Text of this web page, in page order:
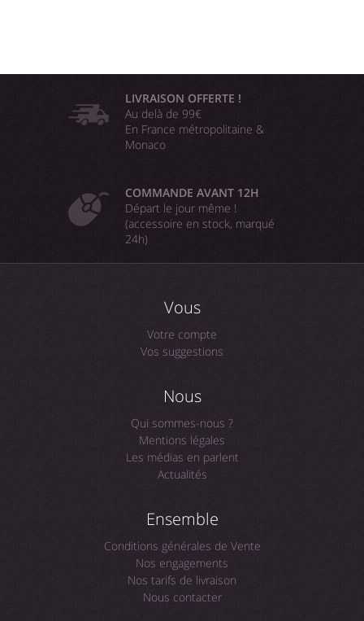
LIVRAISON OFFERTE !
Au delà de 99€
En France métropolitaine &
Monaco
COMMANDE AVANT 12H
Départ le jour même !
(accessoire en stock, marqué
24h)
Vous
Votre compte
Vos suggestions
Nous
Qui sommes-nous ?
Mentions légales
Les médias en parlent
Actualités
Ensemble
Conditions générales de Vente
Nos engagements
Nos tarifs de livraison
Nous contacter